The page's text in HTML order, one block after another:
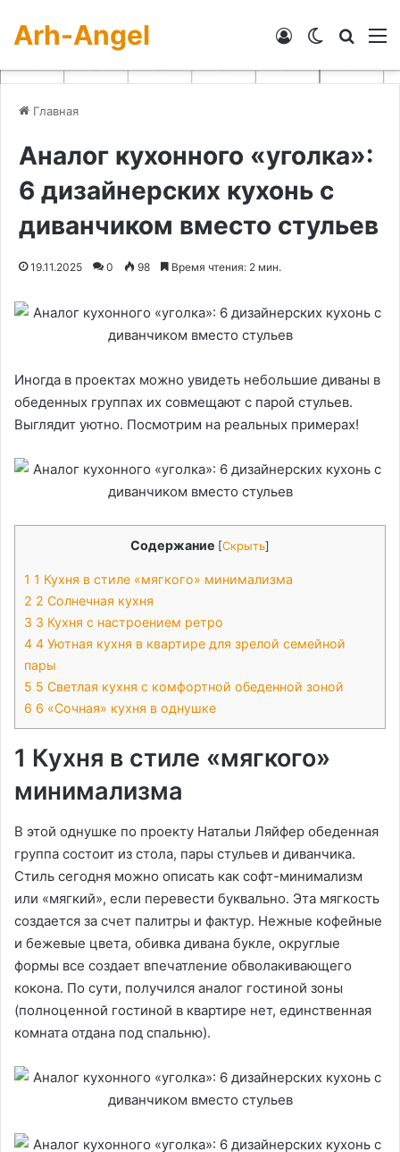
Arh-Angel Switch skin
Войти
Главная
Аналог кухонного «уголка»:
6 дизайнерских кухонь с
диванчиком вместо стульев
19.11.2025 0 98 Время чтения: 2 мин.
Иногда в проектах можно увидеть небольшие диваны в
обеденных группах их совмещают с парой стульев.
Выглядит уютно. Посмотрим на реальных примерах!
Содержание [Скрыть]
1 1 Кухня в стиле «мягкого» минимализма
2 2 Солнечная кухня
3 3 Кухня с настроением ретро
4 4 Уютная кухня в квартире для зрелой семейной
пары
5 5 Светлая кухня с комфортной обеденной зоной
6 6 «Сочная» кухня в однушке
1 Кухня в стиле «мягкого»
минимализма
В этой однушке по проекту Натальи Ляйфер обеденная
группа состоит из стола, пары стульев и диванчика.
Стиль сегодня можно описать как софт-минимализм
или «мягкий», если перевести буквально. Эта мягкость
создается за счет палитры и фактур. Нежные кофейные
и бежевые цвета, обивка дивана букле, округлые
формы все создает впечатление обволакивающего
кокона. По сути, получился аналог гостиной зоны
(полноценной гостиной в квартире нет, единственная
комната отдана под спальню).